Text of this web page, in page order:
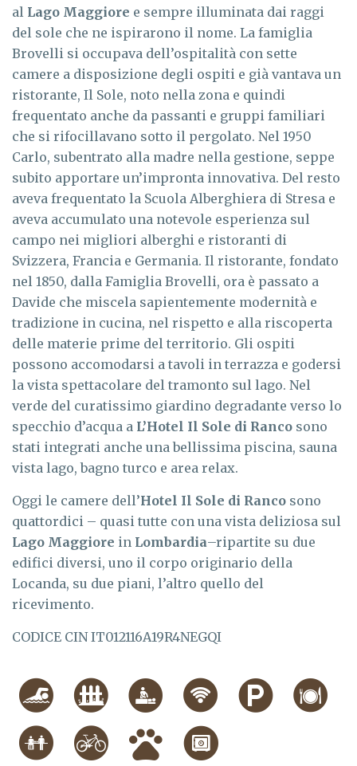
al Lago Maggiore e sempre illuminata dai raggi
del sole che ne ispirarono il nome. La famiglia
Brovelli si occupava dell’ospitalità con sette
camere a disposizione degli ospiti e già vantava un
ristorante, Il Sole, noto nella zona e quindi
frequentato anche da passanti e gruppi familiari
che si rifocillavano sotto il pergolato. Nel 1950
Carlo, subentrato alla madre nella gestione, seppe
subito apportare un’impronta innovativa. Del resto
aveva frequentato la Scuola Alberghiera di Stresa e
aveva accumulato una notevole esperienza sul
campo nei migliori alberghi e ristoranti di
Svizzera, Francia e Germania. Il ristorante, fondato
nel 1850, dalla Famiglia Brovelli, ora è passato a
Davide che miscela sapientemente modernità e
tradizione in cucina, nel rispetto e alla riscoperta
delle materie prime del territorio. Gli ospiti
possono accomodarsi a tavoli in terrazza e godersi
la vista spettacolare del tramonto sul lago. Nel
verde del curatissimo giardino degradante verso lo
specchio d’acqua a L’Hotel Il Sole di Ranco sono
stati integrati anche una bellissima piscina, sauna
vista lago, bagno turco e area relax.
Oggi le camere dell’Hotel Il Sole di Ranco sono
quattordici – quasi tutte con una vista deliziosa sul
Lago Maggiore in Lombardia–ripartite su due
edifici diversi, uno il corpo originario della
Locanda, su due piani, l’altro quello del
ricevimento.
CODICE CIN IT012116A19R4NEGQI